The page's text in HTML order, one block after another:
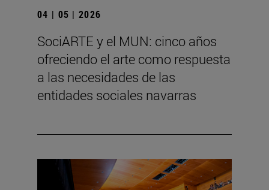
04 | 05 | 2026
SociARTE y el MUN: cinco años
ofreciendo el arte como respuesta
a las necesidades de las
entidades sociales navarras